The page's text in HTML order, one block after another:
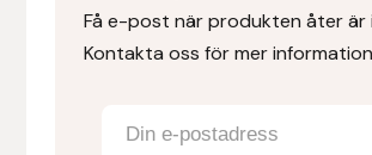
Få e-post när produkten åter är
Kontakta oss för mer information
Denni Design